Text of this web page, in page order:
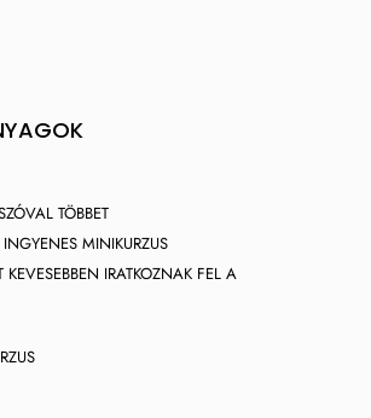
TÖBBET
MINIKURZUS
IRATKOZNAK FEL A